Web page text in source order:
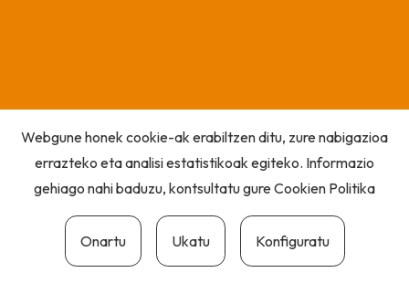
Webgune honek cookie-ak erabiltzen ditu, zure nabigazioa
errazteko eta analisi estatistikoak egiteko. Informazio
gehiago nahi baduzu, kontsultatu gureCookien Politika
Onartu Ukatu Konfiguratu